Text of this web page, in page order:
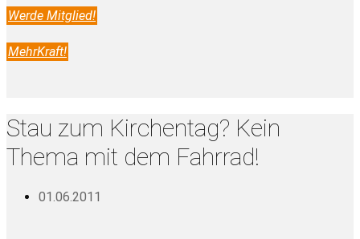
Werde Mitglied!
MehrKraft!
Stau zum Kirchentag? Kein
Thema mit dem Fahrrad!
01.06.2011